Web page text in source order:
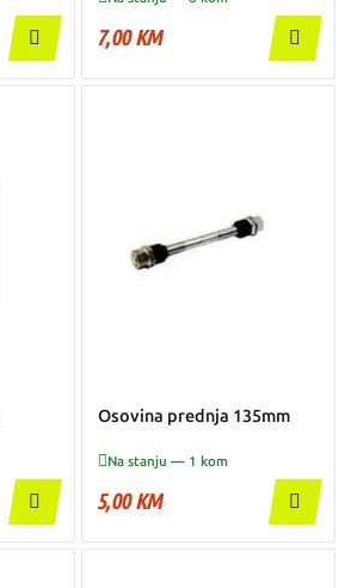
 7,00 KM 

Osovina prednja 135mm
Na stanju — 1 kom
5,00 KM 